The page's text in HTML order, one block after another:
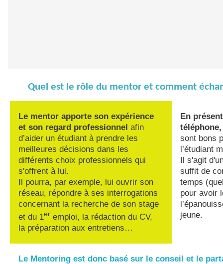
Quel est le rôle du mentor et comment
Le mentor apporte son expérience
et son regard professionnel afin
d’aider un étudiant à prendre les
meilleures décisions dans les
différents choix professionnels qui
s'offrent à lui.
Il pourra, par exemple, lui ouvrir son
réseau, répondre à ses interrogations
concernant la recherche de son stage
et du 1er emploi, la rédaction du CV,
la préparation aux entretiens…
En
sont bons
l’étudiant
Il s'agit
suffit de
temps
pour avoir
jeune.
Le Mentoring est donc basé sur le conseil et le